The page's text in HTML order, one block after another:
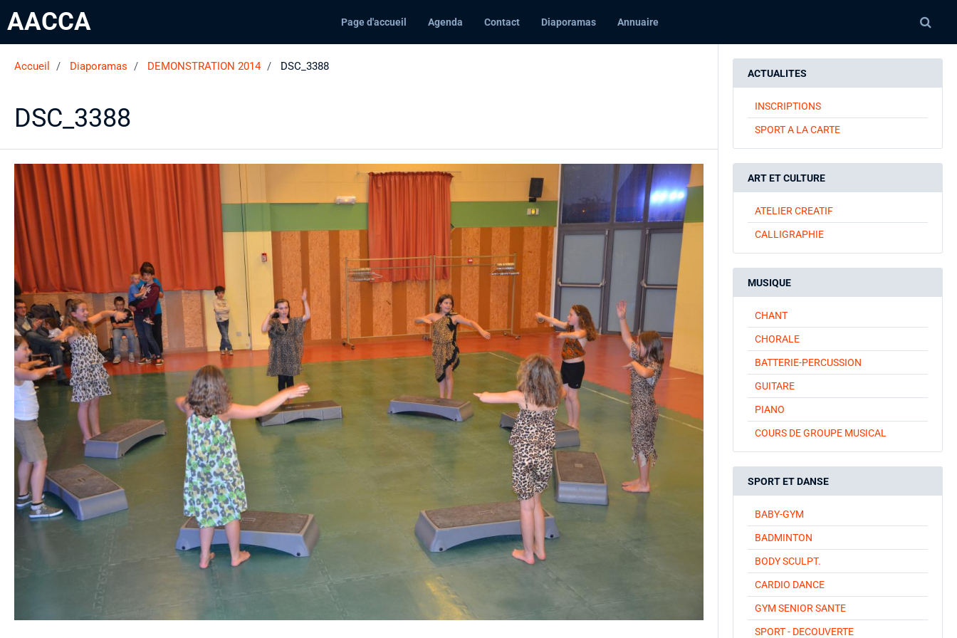
AACCA Page d'accueil Agenda Contact Diaporamas Annuaire
Accueil Diaporamas DEMONSTRATION 2014 DSC_3388
DSC_3388
ACTUALITES
INSCRIPTIONS
SPORT A LA CARTE
ART ET CULTURE
ATELIER CREATIF
CALLIGRAPHIE
MUSIQUE
CHANT
CHORALE
BATTERIE-PERCUSSION
GUITARE
PIANO
COURS DE GROUPE MUSICAL
SPORT ET DANSE
BABY-GYM
BADMINTON
BODY SCULPT.
CARDIO DANCE
GYM SENIOR SANTE
SPORT - DECOUVERTE